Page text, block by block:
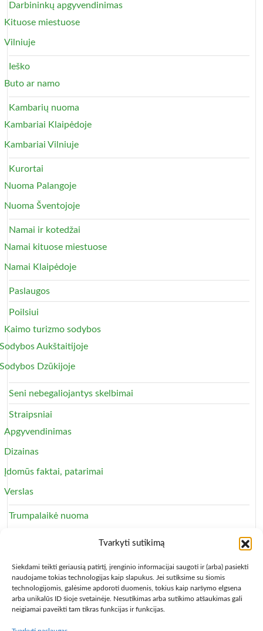
Tvarkyti sutikimą
Siekdami teikti geriausią patirtį, įrenginio informacijai saugoti ir (arba) pasiekti
naudojame tokias technologijas kaip slapukus. Jei sutiksime su šiomis
technologijomis, galėsime apdoroti duomenis, tokius kaip naršymo elgsena
arba unikalūs ID šioje svetainėje. Nesutikimas arba sutikimo atšaukimas gali
neigiamai paveikti tam tikras funkcijas ir funkcijas.
Darbininkų apgyvendinimas
Kituose miestuose
Vilniuje
Ieško
Buto ar namo
Kambarių nuoma
Kambariai Klaipėdoje
Kambariai Vilniuje
Kurortai
Nuoma Palangoje
Nuoma Šventojoje
Namai ir kotedžai
Namai kituose miestuose
Namai Klaipėdoje
Paslaugos
Poilsiui
Kaimo turizmo sodybos
Sodybos Aukštaitijoje
Sodybos Dzūkijoje
Seni nebegaliojantys skelbimai
Straipsniai
Apgyvendinimas
Dizainas
Įdomūs faktai, patarimai
Verslas
Trumpalaikė nuoma